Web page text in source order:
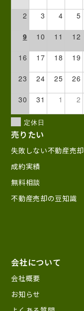
2 3 4 5
9 10 11 12
16 17 18 19
23 24 25 26
30 31 1 2
定休日
売りたい
失敗しない不動産売
成約実績
無料相談
不動産売却の豆知識
会社について
会社概要
お知らせ